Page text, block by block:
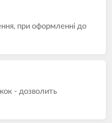
при оформленні до
- дозволить